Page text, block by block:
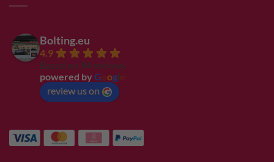
Bolting.eu
4.9
Based on 94 reviews
powered by G ogl
review us on